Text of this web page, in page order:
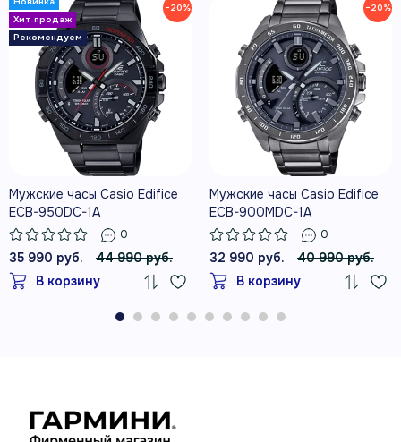
−20%
Мужские часы Casio Edifice
ECB-950DC-1A
0
35 990 руб.
44 990 руб.
В корзину
−20%
Мужские часы Casio Edifice
ECB-900MDC-1A
0
32 990 руб.
40 990 руб.
В корзину